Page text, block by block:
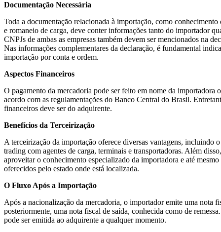
Documentação Necessária
Toda a documentação relacionada à importação, como
e romaneio de carga, deve conter informações tanto do importador
CNPJs de ambas as empresas também devem ser mencionados na
Nas informações complementares da declaração, é fundamental
importação por conta e ordem.
Aspectos Financeiros
O pagamento da mercadoria pode ser feito em nome da importadora
acordo com as regulamentações do Banco Central do Brasil.
financeiros deve ser do adquirente.
Benefícios da Terceirização
A terceirização da importação oferece diversas vantagens, incluindo
trading com agentes de carga, terminais e transportadoras. Além
aproveitar o conhecimento especializado da importadora e até
oferecidos pelo estado onde está localizada.
O Fluxo Após a Importação
Após a nacionalização da mercadoria, o importador emite uma nota
posteriormente, uma nota fiscal de saída, conhecida como de
pode ser emitida ao adquirente a qualquer momento.